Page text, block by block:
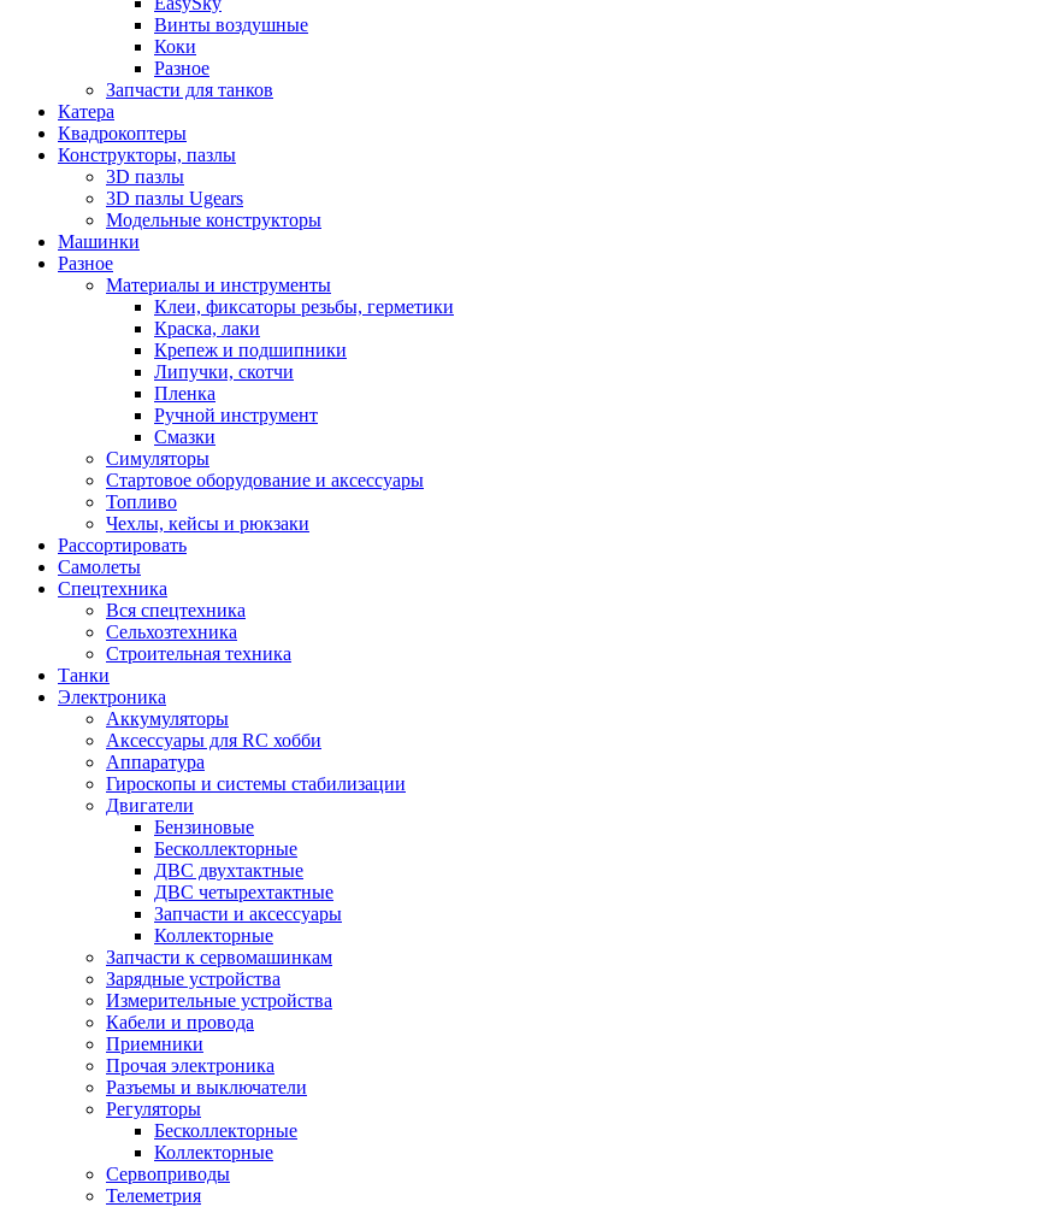
Винты воздушные
Коки
Разное
Запчасти для танков
Катера
Квадрокоптеры
Конструкторы, пазлы
3D пазлы
3D пазлы Ugears
Модельные конструкторы
Машинки
Разное
Материалы и инструменты
Клеи, фиксаторы резьбы, герметики
Краска, лаки
Крепеж и подшипники
Липучки, скотчи
Пленка
Ручной инструмент
Смазки
Симуляторы
Стартовое оборудование и аксессуары
Топливо
Чехлы, кейсы и рюкзаки
Рассортировать
Самолеты
Спецтехника
Вся спецтехника
Сельхозтехника
Строительная техника
Танки
Электроника
Аккумуляторы
Аксессуары для RC хобби
Аппаратура
Гироскопы и системы стабилизации
Двигатели
Бензиновые
Бесколлекторные
ДВС двухтактные
ДВС четырехтактные
Запчасти и аксессуары
Коллекторные
Запчасти к сервомашинкам
Зарядные устройства
Измерительные устройства
Кабели и провода
Приемники
Прочая электроника
Разъемы и выключатели
Регуляторы
Бесколлекторные
Коллекторные
Сервоприводы
Телеметрия